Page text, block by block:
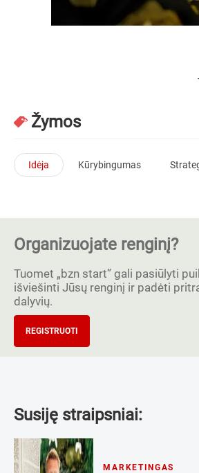
Žymos
Idėja Kūrybingumas
Organizuojate renginį?
Tuomet „bzn start” gali pasiūlyti
išviešinti Jūsų renginį ir padėti
dalyvių.
REGISTRUOTI
Susiję straipsniai:
MARKETINGAS